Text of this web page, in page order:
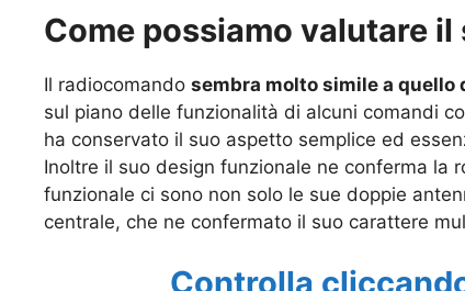
Come possiamo valutare
Il radiocomando sembra molto simile a quello
sul piano delle funzionalità di alcuni comandi
ha conservato il suo aspetto semplice ed
Inoltre il suo design funzionale ne conferma
funzionale ci sono non solo le sue doppie
centrale, che ne confermato il suo carattere
Controlla